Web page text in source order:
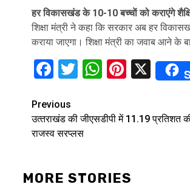
हर विकासखंड के 10-10 बच्चाें को कराएंगे
शिक्षा मंत्री ने कहा कि सरकार अब हर
कराया जाएगा। शिक्षा मंत्री का जवाब आने के
Facebook
Twitter
WhatsApp
X
Continue
Reading
Previous
उत्‍तराखंड की जीएसडीपी में 11.19 प्रतिशत
राजस्व सरप्लस
MORE STORIES